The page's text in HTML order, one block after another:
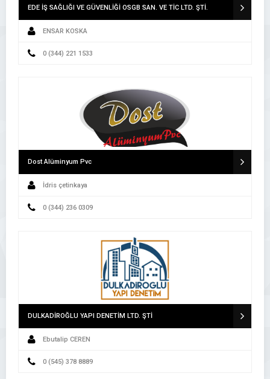
EDE İŞ SAĞLIĞI VE GÜVENLİĞİ OSGB SAN. VE TİC LTD. ŞTİ.
ENSAR KOSKA
0 (344) 221 1533
Dost Alüminyum Pvc
İdris çetinkaya
0 (344) 236 0309
DULKADİROĞLU YAPI DENETİM LTD. ŞTİ
Ebutalip CEREN
0 (545) 378 8889